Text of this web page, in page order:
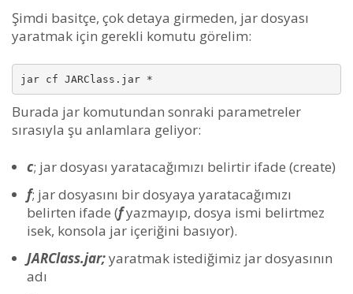
Şimdi basitçe, çok detaya girmeden, jar dosyası
yaratmak için gerekli komutu görelim:
jar cf JARClass.jar *
Burada jar komutundan sonraki parametreler
sırasıyla şu anlamlara geliyor:
c; jar dosyası yaratacağımızı belirtir ifade (create)
f; jar dosyasını bir dosyaya yaratacağımızı
belirten ifade (fyazmayıp, dosya ismi belirtmez
isek, konsola jar içeriğini basıyor).
JARClass.jar;yaratmak istediğimiz jar dosyasının
adı